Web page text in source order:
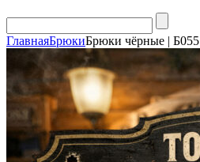
ГлавнаяБрюкиБрюки чёрные | Б055